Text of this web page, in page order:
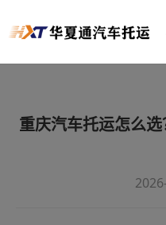
重庆汽车托运怎么